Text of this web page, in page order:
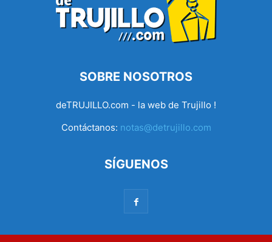
SOBRE NOSOTROS
deTRUJILLO.com - la web de Trujillo !
Contáctanos: notas@detrujillo.com
SÍGUENOS